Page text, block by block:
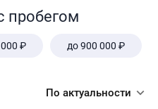
пробегом
₽ до 900 000 ₽
По актуальности